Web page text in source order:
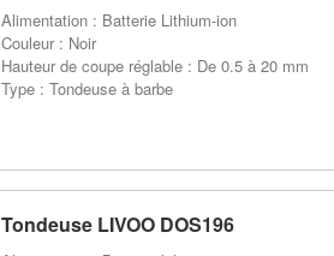
Alimentation : Batterie Lithium-ion
Couleur : Noir
Hauteur de coupe réglable : De 0.5 à 20 mm
Type : Tondeuse à barbe
Tondeuse LIVOO DOS196